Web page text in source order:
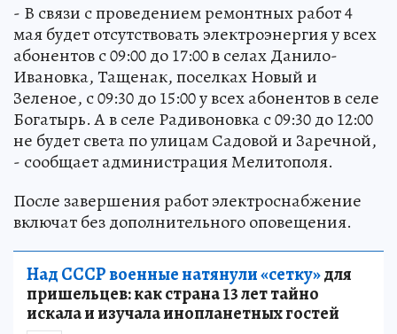
- В связи с проведением ремонтных работ 4
мая будет отсутствовать электроэнергия у всех
абонентов с 09:00 до 17:00 в селах Данило-
Ивановка, Тащенак, поселках Новый и
Зеленое, с 09:30 до 15:00 у всех абонентов в селе
Богатырь. А в селе Радивоновка с 09:30 до 12:00
не будет света по улицам Садовой и Заречной,
- сообщает администрация Мелитополя.
После завершения работ электроснабжение
включат без дополнительного оповещения.
Над СССР военные натянули «сетку»для
пришельцев: как страна 13 лет тайно
искала и изучала инопланетных гостей